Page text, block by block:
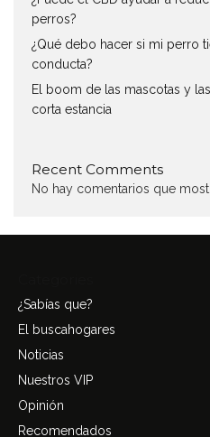
perros?
¿Qué debo hacer si mi perro
conducta?
El boom de las mascotas y
corta estancia
Recent Comments
No hay comentarios que
¿Sabías que?
El buscahogares
Noticias
Nuestros VIP
Opinión
Recomendados